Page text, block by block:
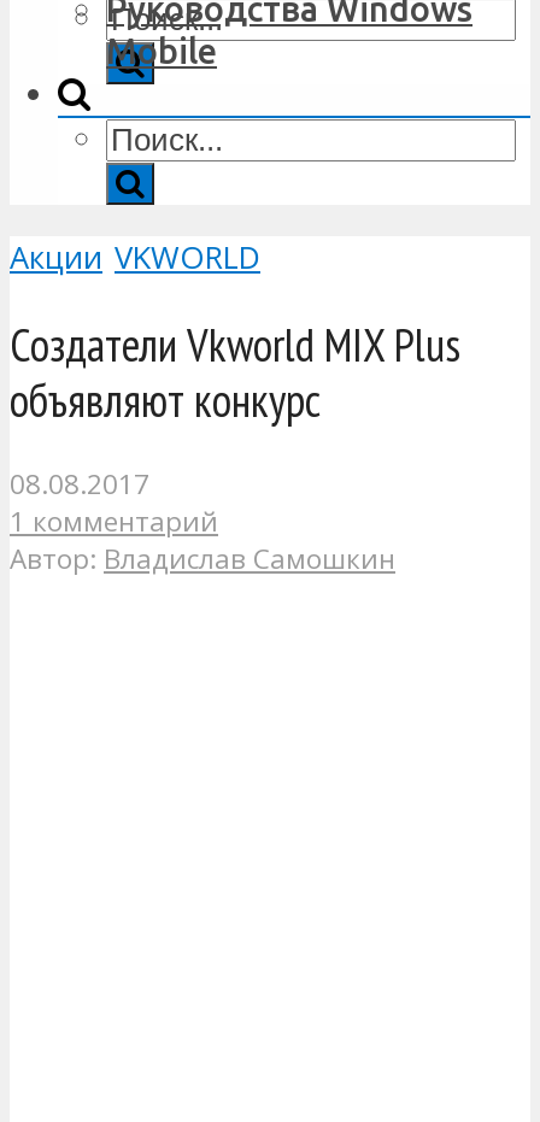
Руководства Windows
Mobile
Акции VKWORLD
Создатели Vkworld MIX Plus
объявляют конкурс
08.08.2017
1 комментарий
Автор: Владислав Самошкин